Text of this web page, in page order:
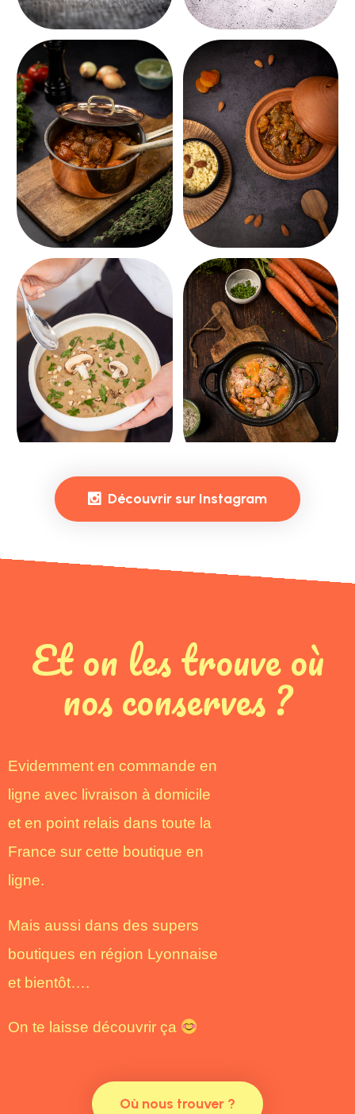
Découvrir sur Instagram
Etonlestrouveoù
nosconserves?
Evidemment en commande en
ligne avec livraison à domicile
et en point relais dans toute la
France sur cette boutique en
ligne.
Mais aussi dans des supers
boutiques en région Lyonnaise
et bientôt….
On te laisse découvrir ça
Où nous trouver ?